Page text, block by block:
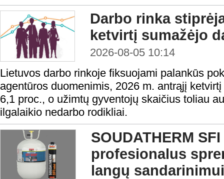
Darbo rinka
ketvirtį sumažėjo
2026-08-05 10:14
Lietuvos darbo rinkoje fiksuojami palankūs
agentūros duomenimis, 2026 m. antrąjį
6,1 proc., o užimtų gyventojų skaičius toliau
ilgalaikio nedarbo rodikliai.
SOUDATHERM
profesionalus
langų